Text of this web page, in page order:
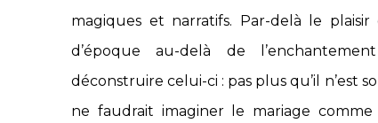
magiques et narratifs. Par-delà le
d’époque au-delà de
déconstruire celui-ci : pas plus qu’il n’est
ne faudrait imaginer le mariage